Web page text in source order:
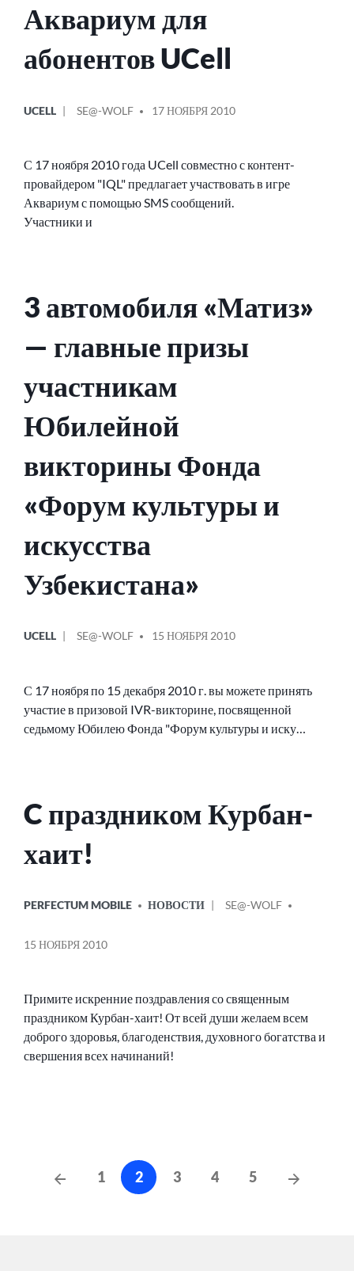
Аквариум для
абонентов UCell
В
UCELL
ОТ
SE@-WOLF 17 НОЯБРЯ 2010
С 17 ноября 2010 года UCell совместно с контент-
провайдером "IQL" предлагает участвовать в игре
Аквариум с помощью SMS сообщений.
Участники и
3 автомобиля «Матиз»
— главные призы
участникам
Юбилейной
викторины Фонда
«Форум культуры и
искусства
Узбекистана»
В
UCELL
ОТ
SE@-WOLF 15 НОЯБРЯ 2010
С 17 ноября по 15 декабря 2010 г. вы можете принять
участие в призовой IVR-викторине, посвященной
седьмому Юбилею Фонда "Форум культуры и иску…
C праздником Курбан-
хаит!
В
PERFECTUM MOBILE НОВОСТИ
ОТ
SE@-WOLF
15 НОЯБРЯ 2010
Примите искренние поздравления со священным
праздником Курбан-хаит! От всей души желаем всем
доброго здоровья, благоденствия, духовного богатства и
свершения всех начинаний!
Навигация
Предыдущие
сообщения
1 2 3 4 5